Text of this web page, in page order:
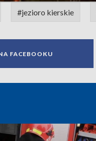
#jezioro kierskie
FACEBOOKU